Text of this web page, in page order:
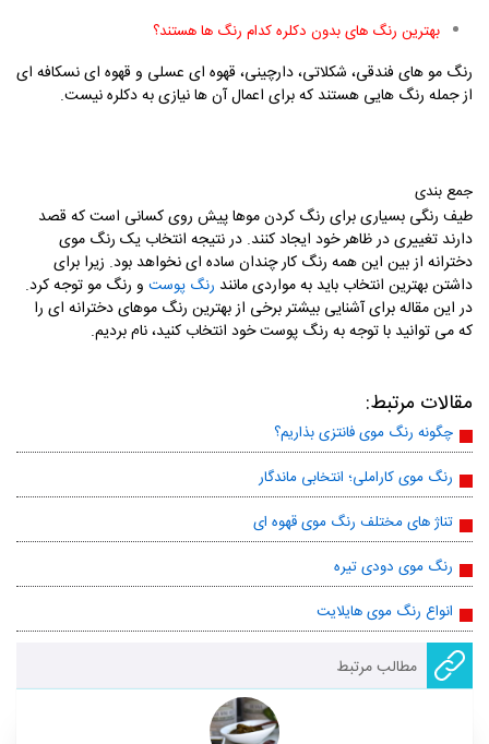
بهترین رنگ های بدون دکلره کدام رنگ ها هستند؟
رنگ مو های فندقی، شکلاتی، دارچینی، قهوه ای عسلی و قهوه ای نسکافه ای
از جمله رنگ هایی هستند که برای اعمال آن ها نیازی به دکلره نیست.
جمع بندی
طیف رنگی بسیاری برای رنگ کردن موها پیش روی کسانی است که قصد
دارند تغییری در ظاهر خود ایجاد کنند. در نتیجه انتخاب یک رنگ موی
دخترانه از بین این همه رنگ کار چندان ساده ای نخواهد بود. زیرا برای
داشتن بهترین انتخاب باید به مواردی مانند رنگ پوست و رنگ مو توجه کرد.
در این مقاله برای آشنایی بیشتر برخی از بهترین رنگ موهای دخترانه ای را
که می توانید با توجه به رنگ پوست خود انتخاب کنید، نام بردیم.
مقالات مرتبط:
چگونه رنگ موی فانتزی بذاریم؟
رنگ موی کاراملی؛ انتخابی ماندگار
تناژ های مختلف رنگ موی قهوه ای
رنگ موی دودی تیره
انواع رنگ موی هایلایت
مطالب مرتبط